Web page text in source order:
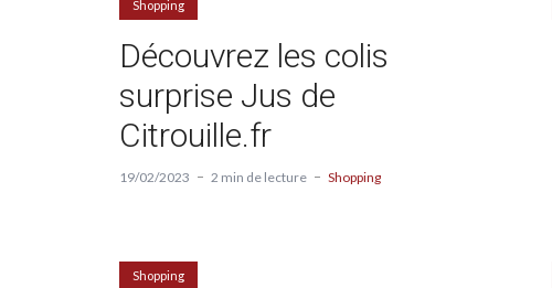
Shopping
Découvrez les colis
surprise Jus de
Citrouille.fr
19/02/2023 2 min de lecture Shopping
Shopping